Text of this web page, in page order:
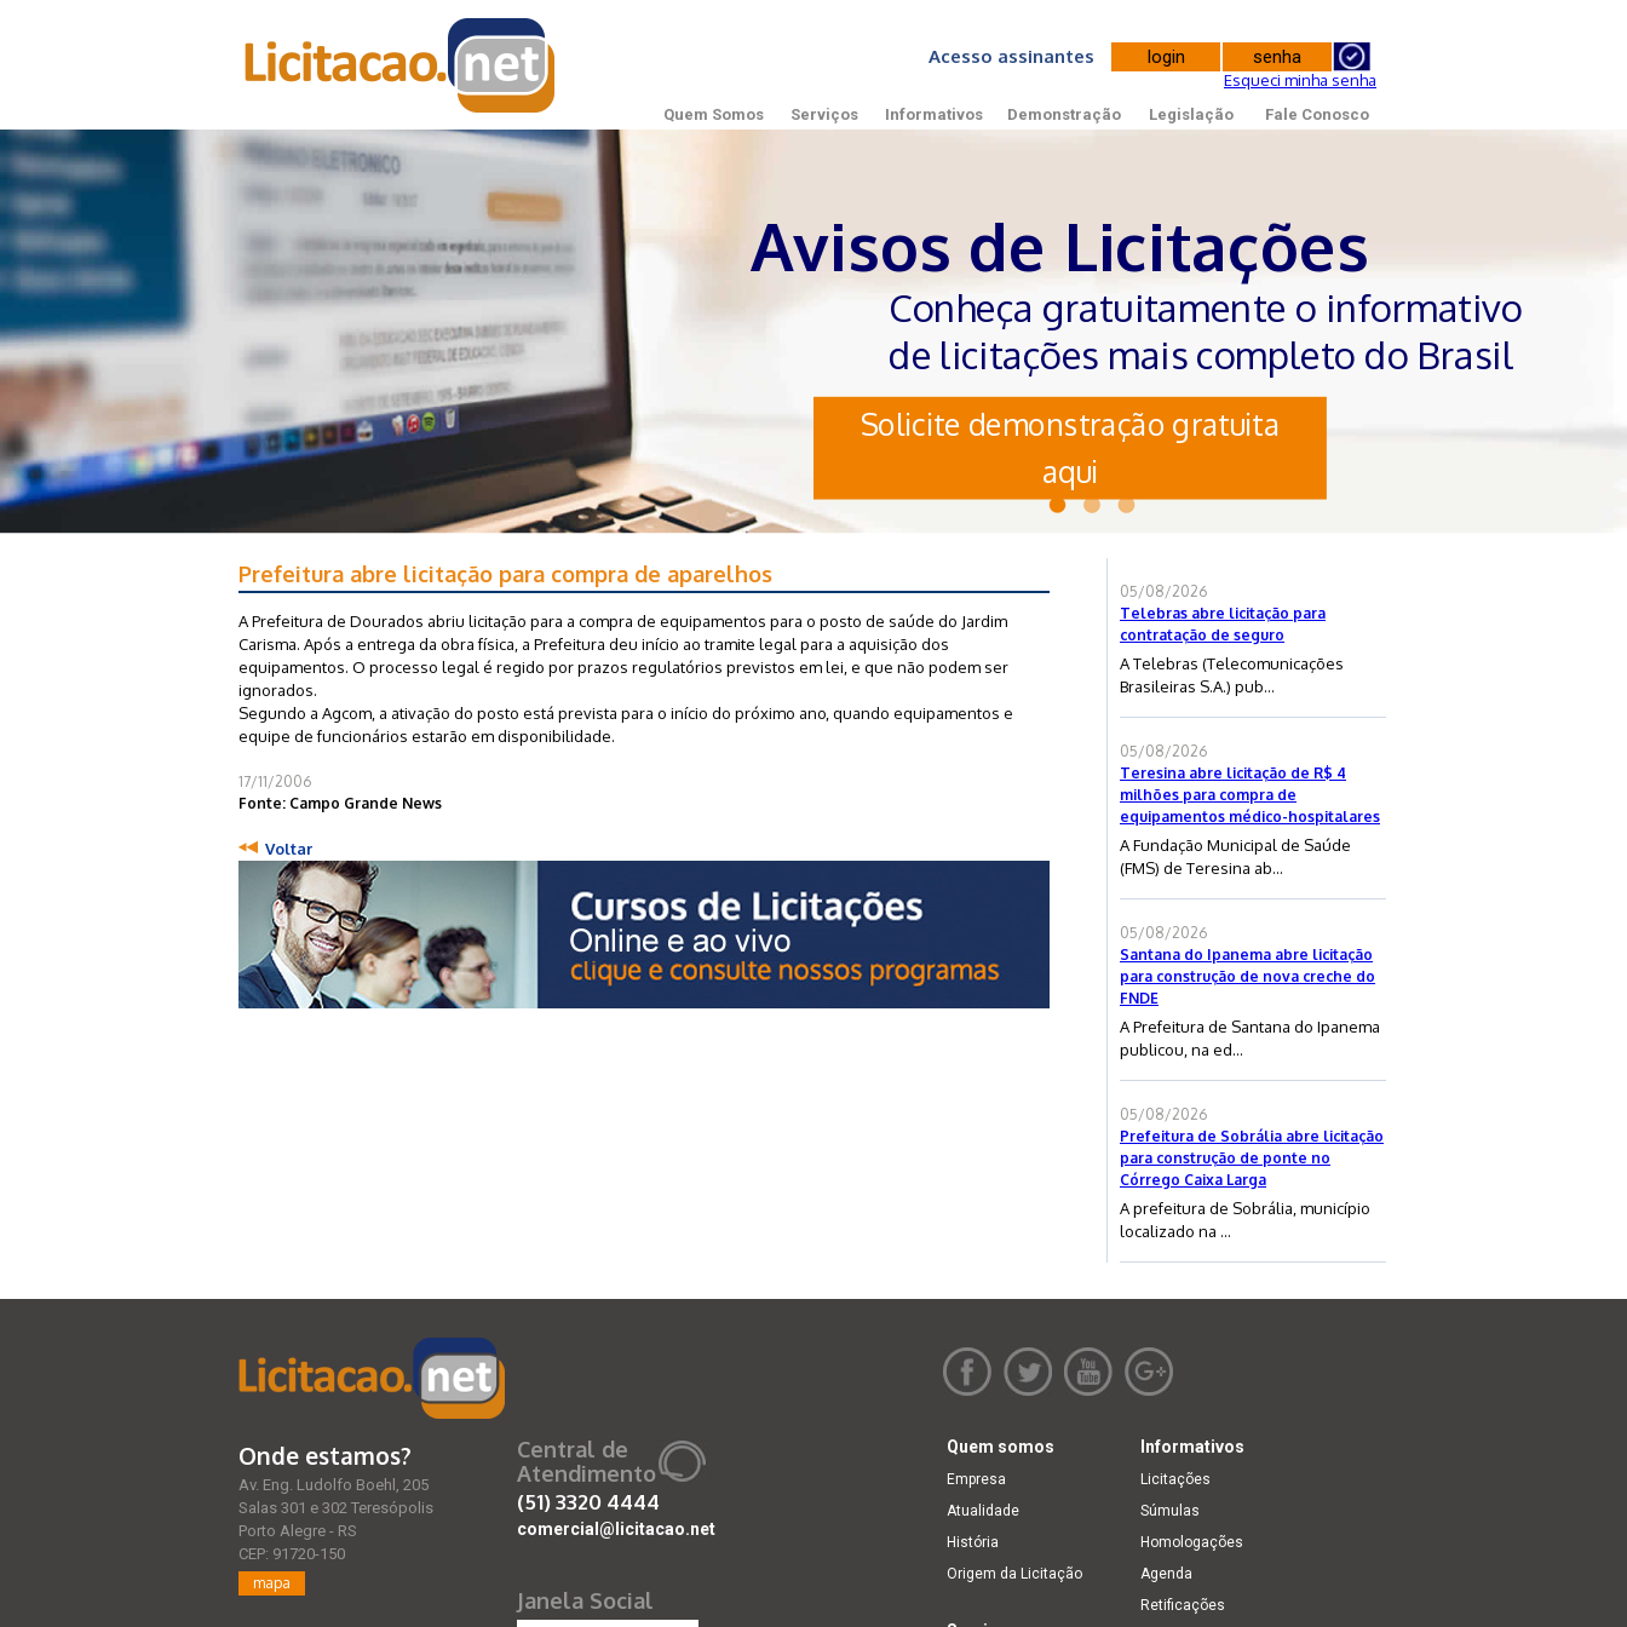
Acesso assinantes
Esqueci minha senha
Quem Somos Serviços Informativos Demonstração Legislação Fale Conosco
Avisos de Licitações
Conheça gratuitamente o informativo
de licitações mais completo do Brasil
Solicite demonstração gratuita
aqui
Prefeitura abre licitação para compra de aparelhos
A Prefeitura de Dourados abriu licitação para a compra de equipamentos para o posto de saúde do Jardim
Carisma. Após a entrega da obra física, a Prefeitura deu início ao tramite legal para a aquisição dos
equipamentos. O processo legal é regido por prazos regulatórios previstos em lei, e que não podem ser
ignorados.
Segundo a Agcom, a ativação do posto está prevista para o início do próximo ano, quando equipamentos e
equipe de funcionários estarão em disponibilidade.
17/11/2006
Fonte: Campo Grande News
Voltar
05/08/2026
Telebras abre licitação para
contratação de seguro
A Telebras (Telecomunicações
Brasileiras S.A.) pub...
05/08/2026
Teresina abre licitação de R$ 4
milhões para compra de
equipamentos médico-hospitalares
A Fundação Municipal de Saúde
(FMS) de Teresina ab...
05/08/2026
Santana do Ipanema abre licitação
para construção de nova creche do
FNDE
A Prefeitura de Santana do Ipanema
publicou, na ed...
05/08/2026
Prefeitura de Sobrália abre licitação
para construção de ponte no
Córrego Caixa Larga
A prefeitura de Sobrália, município
localizado na ...
Onde estamos?
Av. Eng. Ludolfo Boehl, 205
Salas 301 e 302 Teresópolis
Porto Alegre - RS
CEP: 91720-150
mapa
Central de
Atendimento
(51)3320 4444
comercial@licitacao.net
Janela Social
Quem somos
Empresa
Atualidade
História
Origem da Licitação
Informativos
Licitações
Súmulas
Homologações
Agenda
Retificações